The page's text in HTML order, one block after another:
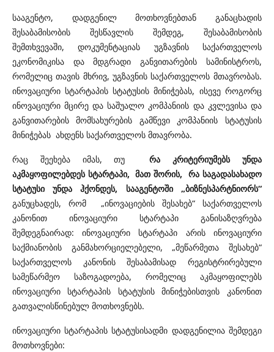
სააგენტო, დადგენილ მოთხოვნებთან განაცხადის
შესაბამისობის შესწავლის შემდეგ, შესაბამისობის
შემთხვევაში, დოკუმენტაციას უგზავნის საქართველოს
ეკონომიკისა და მდგრადი განვითარების სამინისტროს,
რომელიც თავის მხრივ, უგზავნის საქართველოს მთავრობას.
ინოვაციური სტარტაპის სტატუსის მინიჭებას, ისევე როგორც
ინოვაციური მცირე და საშუალო კომპანიის და კვლევისა და
განვითარების მომსახურების გამწევი კომპანიის სტატუსის
მინიჭებას ახდენს საქართველოს მთავრობა.
რაც შეეხება იმას, თუ
რა კრიტერიუმებს უნდა
აკმაყოფილებდეს სტარტაპი, მათ შორის, რა საგადასახადო
სტატუსი უნდა ჰქონდეს, სააგენტოში „ბიზნესპარტნიორს“
განუცხადეს, რომ „ინოვაციების შესახებ“ საქართველოს
კანონით ინოვაციური სტარტაპი განისაზღვრება
შემდეგნაირად: ინოვაციური სტარტაპი არის ინოვაციური
საქმიანობის განმახორციელებელი, „მეწარმეთა შესახებ“
საქართველოს კანონის შესაბამისად რეგისტრირებული
სამეწარმეო საზოგადოება, რომელიც აკმაყოფილებს
ინოვაციური სტარტაპის სტატუსის მინიჭებისთვის კანონით
გათვალისწინებულ მოთხოვნებს.
ინოვაციური სტარტაპის სტატუსისადმი დადგენილია შემდეგი
მოთხოვნები: